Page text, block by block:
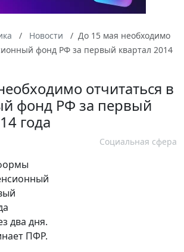
Новости
До 15 мая необходимо
фонд РФ за первый квартал 2014
отчитаться в
фонд РФ за первый
года
Социальная сфера
два дня.
ПФР.